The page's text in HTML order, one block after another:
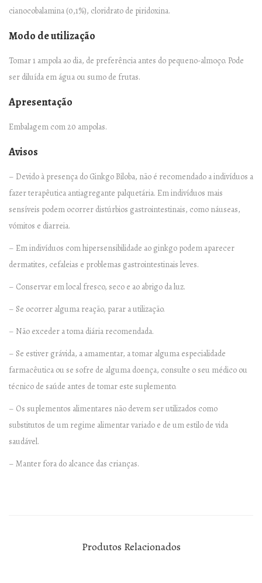
cianocobalamina (0,1%), cloridrato de piridoxina.
Modo de utilização
Tomar 1 ampola ao dia, de preferência antes do pequeno-almoço. Pode
ser diluída em água ou sumo de frutas.
Apresentação
Embalagem com 20 ampolas.
Avisos
– Devido à presença do Ginkgo Biloba, não é recomendado a indivíduos a
fazer terapêutica antiagregante palquetária. Em indivíduos mais
sensíveis podem ocorrer distúrbios gastrointestinais, como náuseas,
vómitos e diarreia.
– Em indivíduos com hipersensibilidade ao ginkgo podem aparecer
dermatites, cefaleias e problemas gastrointestinais leves.
– Conservar em local fresco, seco e ao abrigo da luz.
– Se ocorrer alguma reação, parar a utilização.
– Não exceder a toma diária recomendada.
– Se estiver grávida, a amamentar, a tomar alguma especialidade
farmacêutica ou se sofre de alguma doença, consulte o seu médico ou
técnico de saúde antes de tomar este suplemento.
– Os suplementos alimentares não devem ser utilizados como
substitutos de um regime alimentar variado e de um estilo de vida
saudável.
– Manter fora do alcance das crianças.
Produtos Relacionados